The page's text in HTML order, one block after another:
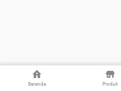
Beranda Produk